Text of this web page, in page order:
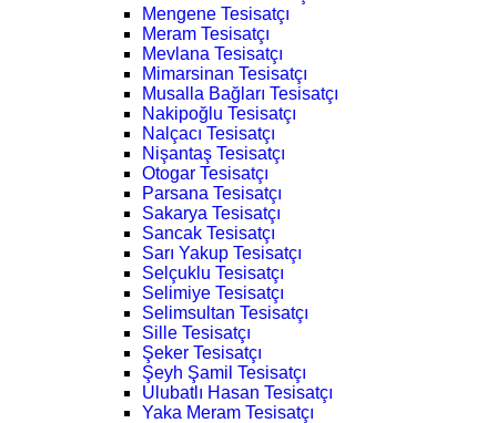
Mengene Tesisatçı
Meram Tesisatçı
Mevlana Tesisatçı
Mimarsinan Tesisatçı
Musalla Bağları Tesisatçı
Nakipoğlu Tesisatçı
Nalçacı Tesisatçı
Nişantaş Tesisatçı
Otogar Tesisatçı
Parsana Tesisatçı
Sakarya Tesisatçı
Sancak Tesisatçı
Sarı Yakup Tesisatçı
Selçuklu Tesisatçı
Selimiye Tesisatçı
Selimsultan Tesisatçı
Sille Tesisatçı
Şeker Tesisatçı
Şeyh Şamil Tesisatçı
Ulubatlı Hasan Tesisatçı
Yaka Meram Tesisatçı